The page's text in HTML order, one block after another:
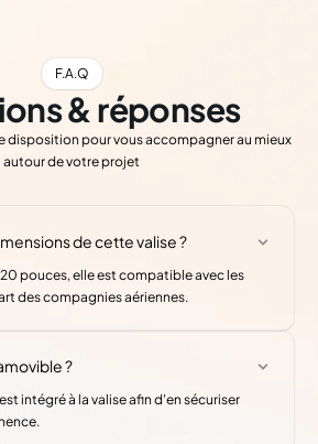
F.A.Q
& réponses
disposition pour vous accompagner au mieux
autour de votre projet
de cette valise ?
pouces, elle est compatible avec les
des compagnies aériennes.
?
intégré à la valise afin d'en sécuriser